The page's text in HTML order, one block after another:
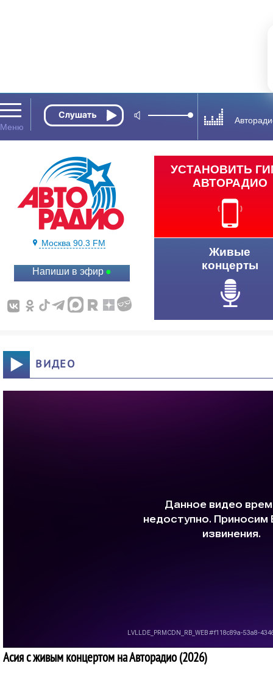
Москва 90.3 FM
Напиши в эфир
УСТАНОВИТЬ
АВТОРАДИО
Живые
концерты
ВИДЕО
Асия с живым концертом на Авторадио (2026)